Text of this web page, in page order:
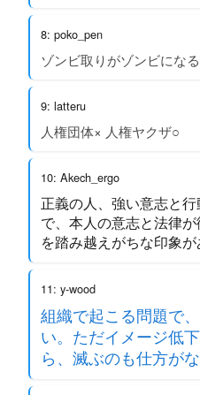
8: poko_pen
ゾンビ取りがゾンビになる
9: latteru
人権団体× 人権ヤクザ○
10: Akech_ergo
正義の人、強い意志と
で、本人の意志と法律
を踏み越えがちな印象が
11: y-wood
組織で起こる問題で
い。ただイメージ低
ら、滅ぶのも仕方がな